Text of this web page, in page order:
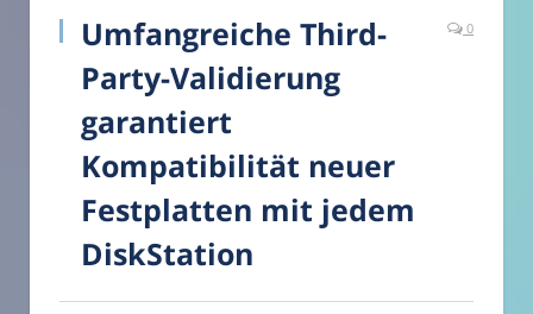
Umfangreiche Third-
Party-Validierung
garantiert
Kompatibilität neuer
Festplatten mit jedem
DiskStation
0